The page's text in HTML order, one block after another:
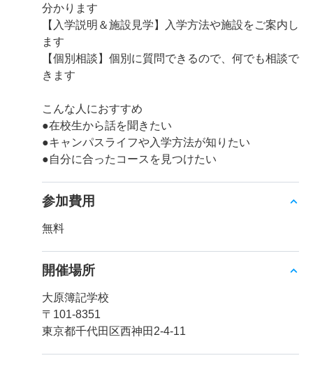
分かります
【入学説明＆施設見学】入学方法や施設をご案内し
ます
【個別相談】個別に質問できるので、何でも相談で
きます
こんな人におすすめ
●在校生から話を聞きたい
●キャンパスライフや入学方法が知りたい
●自分に合ったコースを見つけたい
参加費用
無料
開催場所
大原簿記学校
〒101-8351
東京都千代田区西神田2-4-11